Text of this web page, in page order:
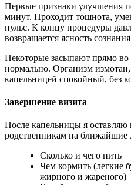
Первые признаки улучшения
минут. Проходит тошнота,
пульс. К концу процедуры
возвращается ясность
Некоторые засыпают прямо во
нормально. Организм
капельницей спокойный, без
Завершение визита
После капельницы я
родственникам на ближайшие
Сколько и чего пить
Чем кормить (легкие
жирного и жареного)